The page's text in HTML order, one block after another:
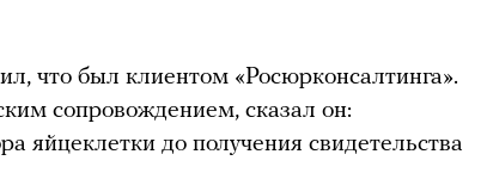
что был клиентом «Росюрконсалтинга».
сопровождением, сказал он:
яйцеклетки до получения свидетельства